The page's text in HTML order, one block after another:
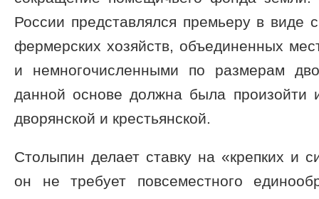
России представлялся премьеру в виде
фермерских хозяйств, объединенных
и немногочисленными по размерам
данной основе должна была произойти
дворянской и крестьянской.
Столыпин делает ставку на «крепких и
он не требует повсеместного